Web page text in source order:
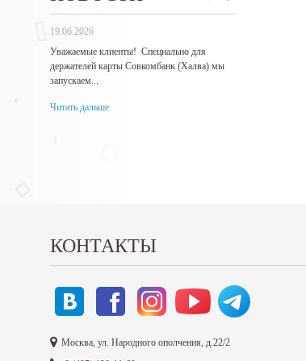
19.06.2026
Уважаемые клиенты! Специально для
держателей карты Совкомбанк (Халва) мы
запускаем...
Читать дальше
КОНТАКТЫ
Москва, ул. Народного ополчения, д.22/2